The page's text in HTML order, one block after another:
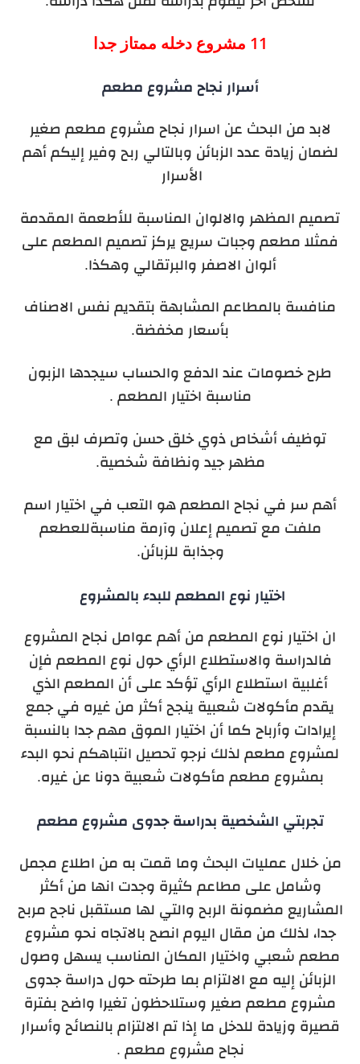
11 مشروع دخله ممتاز جدا
أسرار نجاح مشروع مطعم
لابد من البحث عن اسرار نجاح مشروع مطعم صغير
لضمان زيادة عدد الزبائن وبالتالي ربح وفير إليكم أهم
الأسرار
تصميم المظهر والالوان المناسبة للأطعمة المقدمة
فمثلا مطعم وجبات سريع يركز تصميم المطعم على
ألوان الاصفر والبرتقالي وهكذا.
منافسة بالمطاعم المشابهة بتقديم نفس الاصناف
بأسعار مخفضة.
طرح خصومات عند الدفع والحساب سيجدها الزبون
مناسبة اختيار المطعم .
توظيف أشخاص ذوي خلق حسن وتصرف لبق مع
مظهر جيد ونظافة شخصية.
أهم سر في نجاح المطعم هو التعب في اختيار اسم
ملفت مع تصميم إعلان وآرمة مناسبةللعطعم
وجذابة للزبائن.
اختيار نوع المطعم للبدء بالمشروع
ان اختيار نوع المطعم من أهم عوامل نجاح المشروع
فالدراسة والاستطلاع الرأي حول نوع المطعم فإن
أغلبية استطلاع الرأي تؤكد على أن المطعم الذي
يقدم مأكولات شعبية ينجح أكثر من غيره في جمع
إيرادات وأرباح كما أن اختيار الموق مهم جدا بالنسبة
لمشروع مطعم لذلك نرجو تحصيل انتباهكم نحو البدء
بمشروع مطعم مأكولات شعبية دونا عن غيره.
تجربتي الشخصية بدراسة جدوى مشروع مطعم
من خلال عمليات البحث وما قمت به من اطلاع مجمل
وشامل على مطاعم كثيرة وجدت انها من أكثر
المشاريع مضمونة الربح والتي لها مستقبل ناجح مربح
جدا، لذلك من مقال اليوم انصح بالاتجاه نحو مشروع
مطعم شعبي واختيار المكان المناسب يسهل وصول
الزبائن إليه مع الالتزام بما طرحته حول دراسة جدوى
مشروع مطعم صغير وستلاحظون تغيرا واضح بفترة
قصيرة وزيادة للدخل ما إذا تم الالتزام بالنصائح وأسرار
نجاح مشروع مطعم .